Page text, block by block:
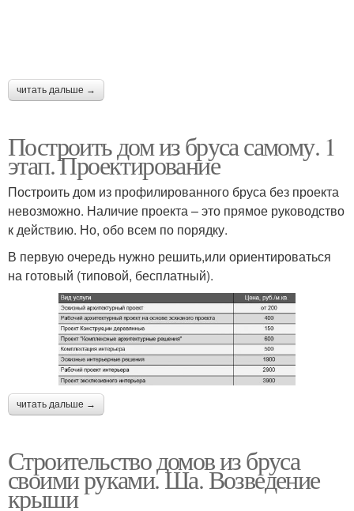
читать дальше →
Построить дом из бруса самому. 1
этап. Проектирование
Построить дом из профилированного бруса без проекта
невозможно. Наличие проекта – это прямое руководство
к действию. Но, обо всем по порядку.
В первую очередь нужно решить,или ориентироваться
на готовый (типовой, бесплатный).
читать дальше →
Строительство домов из бруса
своими руками. Ша. Возведение
крыши